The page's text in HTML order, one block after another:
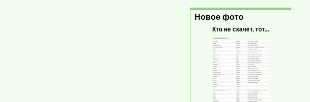
Новое фото
Кто не скачет, тот...